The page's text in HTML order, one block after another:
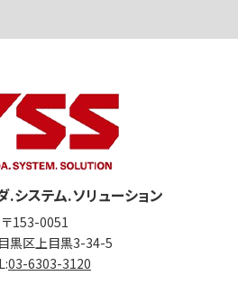
システム.ソリューション
〒153-0051
黒区上目黒3-34-5
03-6303-3120